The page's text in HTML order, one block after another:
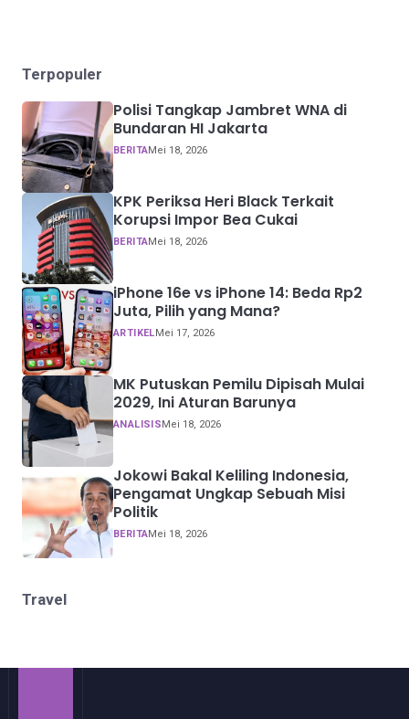
Terpopuler
Polisi Tangkap Jambret WNA di
Bundaran HI Jakarta
BERITAMei 18, 2026
KPK Periksa Heri Black Terkait
Korupsi Impor Bea Cukai
BERITAMei 18, 2026
iPhone 16e vs iPhone 14: Beda Rp2
Juta, Pilih yang Mana?
ARTIKEL Mei 17, 2026
MK Putuskan Pemilu Dipisah Mulai
2029, Ini Aturan Barunya
ANALISIS Mei 18, 2026
Jokowi Bakal Keliling Indonesia,
Pengamat Ungkap Sebuah Misi
Politik
BERITAMei 18, 2026
Travel